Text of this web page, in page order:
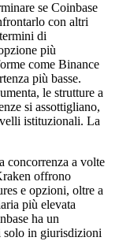
se Coinbase
con altri
di
più
come Binance
più basse.
le strutture a
si assottigliano,
istituzionali. La
concorrenza a volte
offrono
e opzioni, oltre a
più elevata
ha un
solo in giurisdizioni